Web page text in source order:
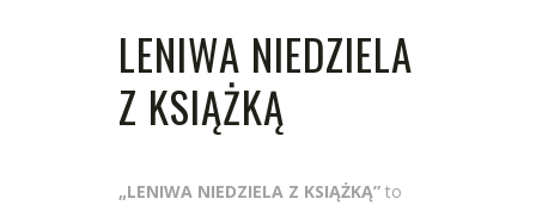
LENIWA NIEDZIELA
Z KSIĄŻKĄ
„LENIWA NIEDZIELA Z KSIĄŻKĄ” to